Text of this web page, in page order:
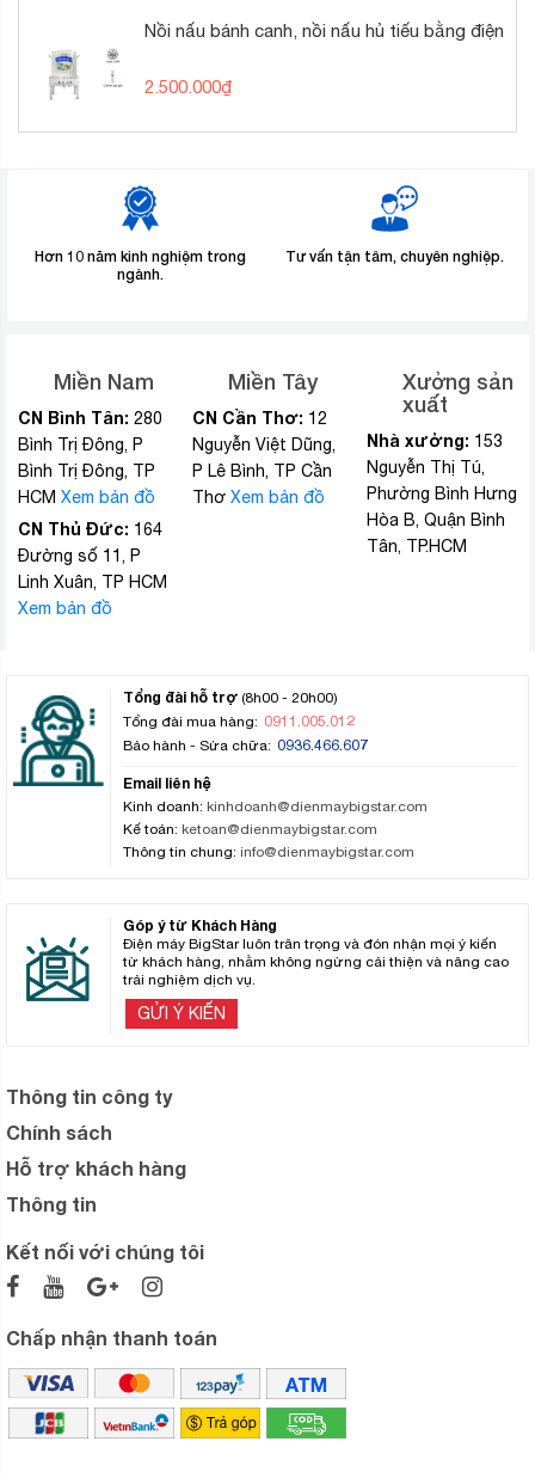
Nồi nấu bánh canh, nồi nấu hủ tiếu bằng điện
2.500.000₫
Hơn 10 năm kinh nghiệm trong
ngành.
Tư vấn tận tâm, chuyên nghiệp.
Miền Nam
CN Bình Tân: 280
Bình Trị Đông, P
Bình Trị Đông, TP
HCM Xem bản đồ
CN Thủ Đức: 164
Đường số 11, P
Linh Xuân, TP HCM
Xem bản đồ
Miền Tây
CN Cần Thơ: 12
Nguyễn Việt Dũng,
P Lê Bình, TP Cần
Thơ Xem bản đồ
Xưởng sản
xuất
Nhà xưởng: 153
Nguyễn Thị Tú,
Phường Bình Hưng
Hòa B, Quận Bình
Tân, TP.HCM
Tổng đài hỗ trợ (8h00 - 20h00)
Tổng đài mua hàng: 0911.005.012
Bảo hành - Sửa chữa: 0936.466.607
Email liên hệ
Kinh doanh: kinhdoanh@dienmaybigstar.com
Kế toán: ketoan@dienmaybigstar.com
Thông tin chung: info@dienmaybigstar.com
Góp ý từ Khách Hàng
Điện máy BigStar luôn trân trọng và đón nhận mọi ý kiến
từ khách hàng, nhằm không ngừng cải thiện và nâng cao
trải nghiệm dịch vụ.
GỬI Ý KIẾN
Thông tin công ty
Chính sách
Hỗ trợ khách hàng
Thông tin
Kết nối với chúng tôi
Chấp nhận thanh toán